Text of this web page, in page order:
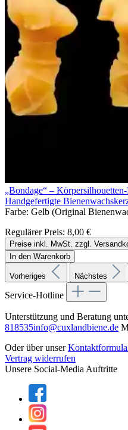
„Bondage“ –
Handgefertigte
Farbe: Gelb (Original
Regulärer Preis: 8,00 €
Preise inkl. MwSt. zzgl.
In den Warenkorb
Vorheriges Nächstes
Service-Hotline
Unterstützung und Beratung
818535info@cuxlandbiene.de
Oder über unser
Vertrag widerrufen
Unsere Social-Media Auftritte